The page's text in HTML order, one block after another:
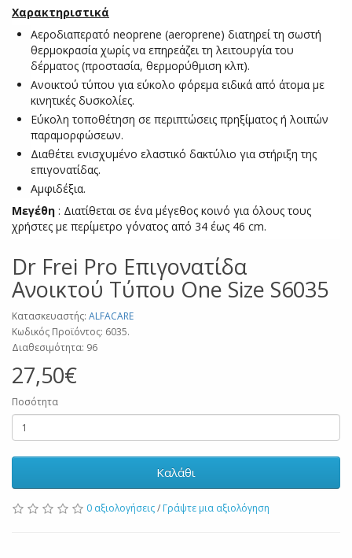
Χαρακτηριστικά
Αεροδιαπερατό neoprene (aeroprene) διατηρεί τη σωστή
θερμοκρασία χωρίς να επηρεάζει τη λειτουργία του
δέρματος (προστασία, θερμορύθμιση κλπ).
Ανοικτού τύπου για εύκολο φόρεμα ειδικά από άτομα με
κινητικές δυσκολίες.
Εύκολη τοποθέτηση σε περιπτώσεις πρηξίματος ή λοιπών
παραμορφώσεων.
Διαθέτει ενισχυμένο ελαστικό δακτύλιο για στήριξη της
επιγονατίδας.
Αμφιδέξια.
Μεγέθη : Διατίθεται σε ένα μέγεθος κοινό για όλους τους
χρήστες με περίμετρο γόνατος από 34 έως 46 cm.
Dr Frei Pro Επιγονατίδα
Ανοικτού Τύπου One Size S6035
Κατασκευαστής: ALFACARE
Κωδικός Προϊόντος: 6035.
Διαθεσιμότητα: 96
27,50€
Ποσότητα
Καλάθι
0 αξιολογήσεις/ Γράψτε μια αξιολόγηση